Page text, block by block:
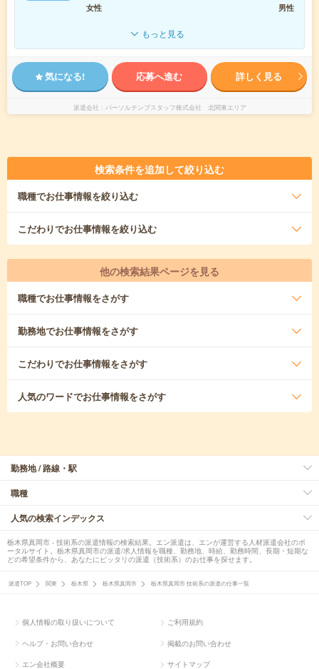
女性
男性
もっと見る
気になる! 応募へ進む 詳しく見る
派遣会社 パーソルテンプスタッフ株式会社 北関東エリア
検索条件を追加して絞り込む
職種でお仕事情報を絞り込む
こだわりでお仕事情報を絞り込む
他の検索結果ページを見る
職種でお仕事情報をさがす
勤務地でお仕事情報をさがす
こだわりでお仕事情報をさがす
人気のワードでお仕事情報をさがす
勤務地 / 路線・駅
職種
人気の検索インデックス
栃木県真岡市 - 技術系の派遣情報の検索結果。エン派遣は、エンが運営する人材派遣会社のポ
ータルサイト。栃木県真岡市の派遣/求人情報を職種、勤務地、時給、勤務時間、長期・短期な
どの希望条件から、あなたにピッタリの派遣（技術系）のお仕事を探せます。
派遣TOP 関東 栃木県 栃木県真岡市 栃木県真岡市 技術系の派遣の仕事一覧
個人情報の取り扱いについて ご利用規約
ヘルプ・お問い合わせ 掲載のお問い合わせ
エン会社概要 サイトマップ